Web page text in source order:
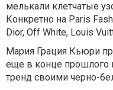
мелькали клетчатые
Конкретно на Paris
Dior, Off White, Louis
Мария Грация Кьюри
еще в конце прошлого
тренд своими черно-